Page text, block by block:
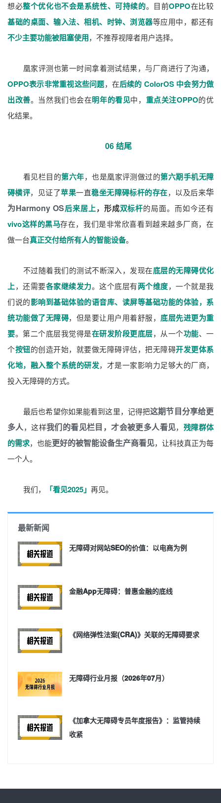
想必整个优化也不会是系统性、可持续的。目前OPPO在比较
基础的桌面、输入法、相机、时钟、浏览器等应用中，都还有
不少主要功能被阻塞使用，不推荐视障者用户选择。
凰家评测也第一时间拿着测试结果，与厂商进行了沟通，
OPPO表示非常重视这些问题，在后续的 ColorOS 中会努力做
出改善。当然我们也会在明年的看见中， 重点关注OPPO的优
化结果。
06 结尾
看见栏目的第六年，也是凰家评测做过的第六期手机无障
碍横评，见证了苹果一直稳坐无障碍标杆的存在，以及后来华
为Harmony OS后来居上，形成双标杆的局面。而如今还有
vivo这样的黑马存在，我们是非常欣喜看到越来越多厂商，在
做一台真正交付给所有人的智能设备。
不过随着我们的测试不断深入，发现在底层的无障碍优化
上，还需要各家继续发力。这个底层有两个维度，一个就是我
们说的影响到基础体验的语音库、读屏等基础功能的体验，系
统功能做了无障碍，但是要让用户用着舒服， 底层先进更为重
要。第二个底层我觉得是在研发阶段更底层，从一个功能、一
个按钮的创造开始，就要做无障碍评估，把无障碍开发更体系
化地，融入整个系统的研发，才是一家影响力足够大的厂商，
投入无障碍的方式。
最后也希望你如果能看到这里，记得把这期节目分享给更
多人，这样我们的看见栏目，才会被更多人看见， 残障群体
的需求，也能更好的被智能设备生产商看见，让科技真正为每
一个人。
我们， 「看见2025」 再见。
最新新闻
无障碍对网站SEO的价值：以电商为例
金融App无障碍：普惠金融的底线
《网络弹性法案(CRA)》关联的无障碍要求
无障碍行业月报（2026年07月）
《加拿大无障碍专员年度报告》：监管持续
收紧